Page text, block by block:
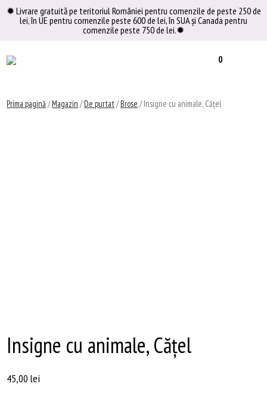
Skip✹ Livrare gratuită pe teritoriul României pentru comenzile de peste 250 de
lei, în UE pentru comenzile peste 600 de lei, în SUA şi Canada pentru
comenzile peste 750 de lei.✹
0
Prima pagină /Magazin /De purtat /Brose / Insigne cu animale, Cățel
Insigne cu animale, Cățel
45,00lei